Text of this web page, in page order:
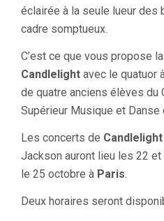
éclairée à la seule lueur des
cadre somptueux.
C’est ce que vous propose
Candlelight avec le quatuor
de quatre anciens élèves du
Supérieur Musique et Danse
Les concerts de Candlelight
Jackson auront lieu les 22
le 25 octobre à Paris.
Deux horaires seront